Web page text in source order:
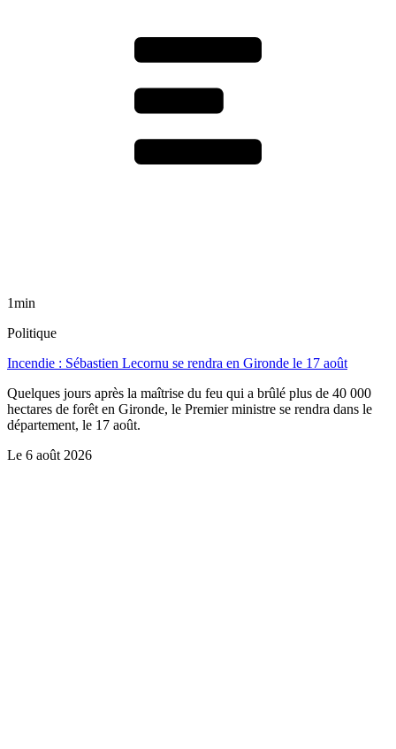
1min
Politique
Incendie : Sébastien Lecornu se rendra en Gironde le 17 août
Quelques jours après la maîtrise du feu qui a brûlé plus de 40 000
hectares de forêt en Gironde, le Premier ministre se rendra dans le
département, le 17 août.
Le 6 août 2026